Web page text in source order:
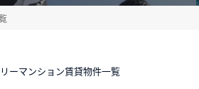
ーマンション賃貸物件一覧